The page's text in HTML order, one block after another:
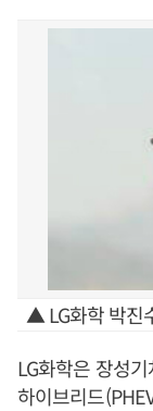
▲ LG화학 박진
LG화학은 장성
하이브리드